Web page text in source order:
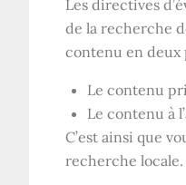
Les directives
de la recherche
contenu en deux
Le contenu
Le contenu à
C’est ainsi que
recherche locale.